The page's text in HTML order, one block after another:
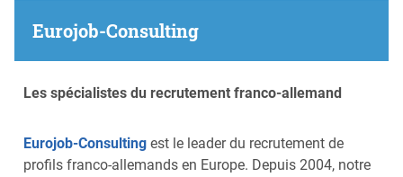
Eurojob-Consulting
Les spécialistes du recrutement franco-allemand
Eurojob-Consulting est le leader du recrutement de
profils franco-allemands en Europe. Depuis 2004, notre